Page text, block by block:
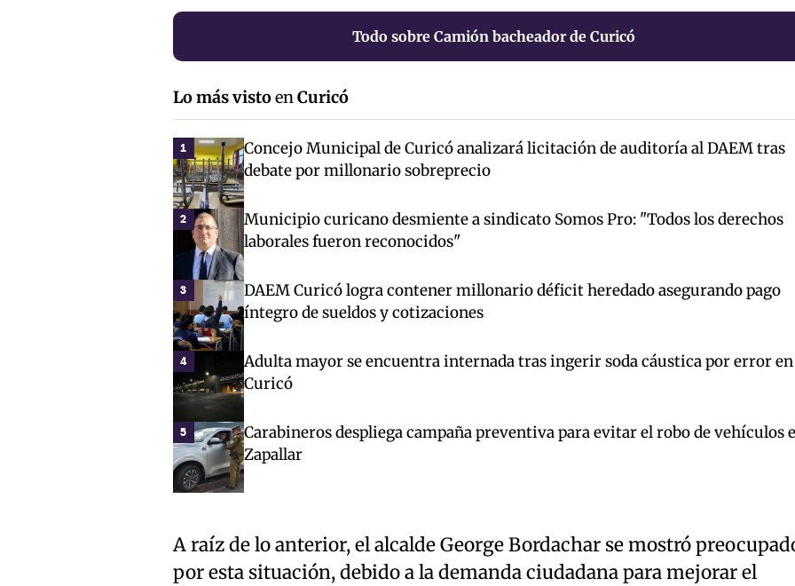
Todo sobre Camión bacheador de Curicó
Lo más vistoenCuricó
1
Concejo Municipal de Curicó analizará licitación de auditoría al DAEM tras
debate por millonario sobreprecio
2
Municipio curicano desmiente a sindicato Somos Pro: "Todos los derechos
laborales fueron reconocidos"
3
DAEM Curicó logra contener millonario déficit heredado asegurando pago
íntegro de sueldos y cotizaciones
4
Adulta mayor se encuentra internada tras ingerir soda cáustica por error en
Curicó
5
Carabineros despliega campaña preventiva para evitar el robo de vehículos
Zapallar
A raíz de lo anterior, el alcalde George Bordachar se mostró
por esta situación, debido a la demanda ciudadana para mejorar el